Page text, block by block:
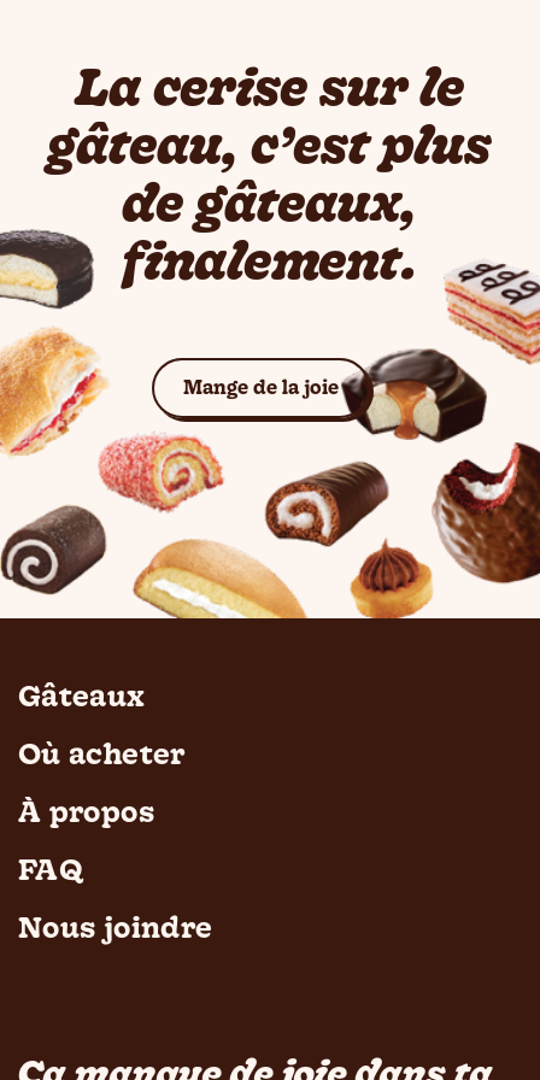
La cerise sur le
gâteau, c’est plus
de gâteaux,
finalement.
Mange de la joieVoir les gâteaux
Gâteaux
Où acheter
À propos
FAQ
Nous joindre